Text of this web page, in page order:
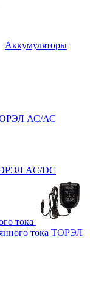
Аккумуляторы
АС/АС
AC/DC
тока
тока ТОРЭЛ